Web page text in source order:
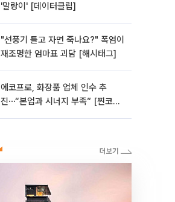
'말랑이' [데이터클립]
"선풍기 틀고 자면 죽나요?" 폭염이
재조명한 엄마표 괴담 [해시태그]
에코프로, 화장품 업체 인수 추
진⋯“본업과 시너지 부족” [찐코노